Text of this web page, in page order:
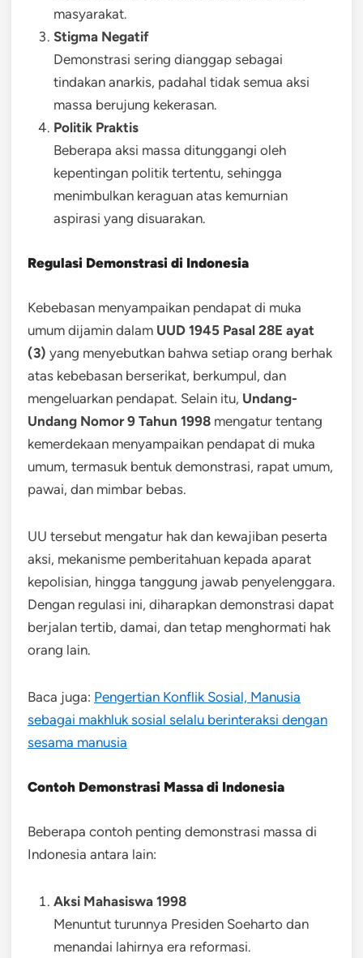
masyarakat.
Stigma Negatif
Demonstrasi sering dianggap sebagai
tindakan anarkis, padahal tidak semua aksi
massa berujung kekerasan.
Politik Praktis
Beberapa aksi massa ditunggangi oleh
kepentingan politik tertentu, sehingga
menimbulkan keraguan atas kemurnian
aspirasi yang disuarakan.
Regulasi Demonstrasi di Indonesia
Kebebasan menyampaikan pendapat di muka
umum dijamin dalam UUD 1945 Pasal 28E ayat
(3) yang menyebutkan bahwa setiap orang berhak
atas kebebasan berserikat, berkumpul, dan
mengeluarkan pendapat. Selain itu, Undang-
Undang Nomor 9 Tahun 1998 mengatur tentang
kemerdekaan menyampaikan pendapat di muka
umum, termasuk bentuk demonstrasi, rapat umum,
pawai, dan mimbar bebas.
UU tersebut mengatur hak dan kewajiban peserta
aksi, mekanisme pemberitahuan kepada aparat
kepolisian, hingga tanggung jawab penyelenggara.
Dengan regulasi ini, diharapkan demonstrasi dapat
berjalan tertib, damai, dan tetap menghormati hak
orang lain.
Baca juga: Pengertian Konflik Sosial, Manusia
sebagai makhluk sosial selalu berinteraksi dengan
sesama manusia
Contoh Demonstrasi Massa di Indonesia
Beberapa contoh penting demonstrasi massa di
Indonesia antara lain:
Aksi Mahasiswa 1998
Menuntut turunnya Presiden Soeharto dan
menandai lahirnya era reformasi.